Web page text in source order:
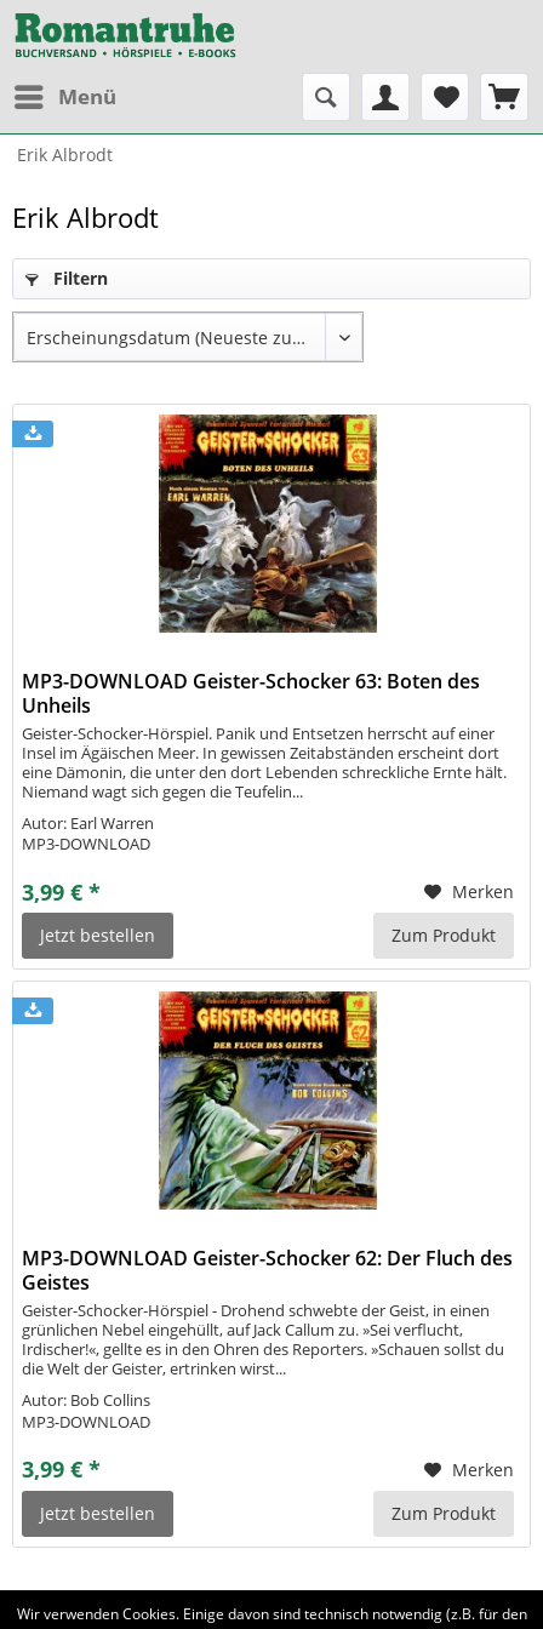
Menü
Erik Albrodt
Erik Albrodt
Filtern
MP3-DOWNLOAD Geister-Schocker 63: Boten des
Unheils
Geister-Schocker-Hörspiel. Panik und Entsetzen herrscht auf einer
Insel im Ägäischen Meer. In gewissen Zeitabständen erscheint dort
eine Dämonin, die unter den dort Lebenden schreckliche Ernte hält.
Niemand wagt sich gegen die Teufelin...
Autor: Earl Warren
MP3-DOWNLOAD
3,99 € *
Merken
Jetzt bestellen
Zum Produkt
MP3-DOWNLOAD Geister-Schocker 62: Der Fluch des
Geistes
Geister-Schocker-Hörspiel - Drohend schwebte der Geist, in einen
grünlichen Nebel eingehüllt, auf Jack Callum zu. »Sei verflucht,
Irdischer!«, gellte es in den Ohren des Reporters. »Schauen sollst du
die Welt der Geister, ertrinken wirst...
Autor: Bob Collins
MP3-DOWNLOAD
3,99 € *
Merken
Jetzt bestellen
Zum Produkt
Wir verwenden Cookies. Einige davon sind technisch notwendig (z.B. für den